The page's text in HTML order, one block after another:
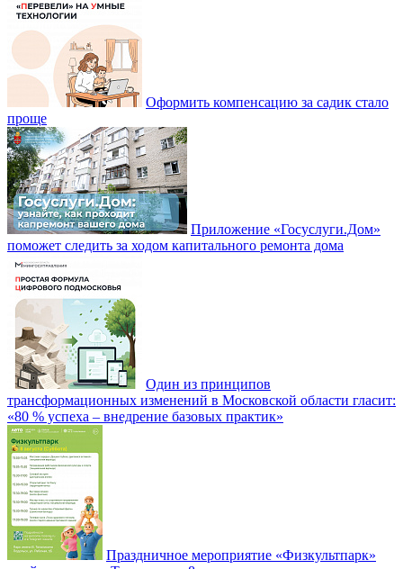
Оформить компенсацию за садик стало
проще
Приложение «Госуслуги.Дом»
поможет следить за ходом капитального ремонта дома
Один из принципов
трансформационных изменений в Московской области гласит:
«80 % успеха – внедрение базовых практик»
Праздничное мероприятие «Физкультпарк»